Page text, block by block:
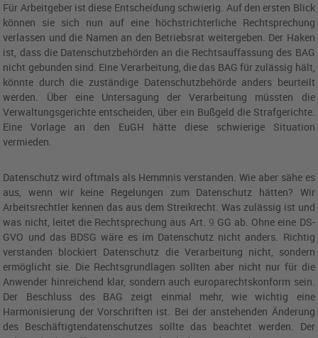
Für Arbeitgeber ist diese Entscheidung schwierig. Auf den ersten Blick
können sie sich nun auf eine höchstrichterliche Rechtsprechung
verlassen und die Namen an den Betriebsrat weitergeben. Der Haken
ist, dass die Datenschutzbehörden an die Rechtsauffassung des BAG
nicht gebunden sind. Eine Verarbeitung, die das BAG für zulässig hält,
könnte durch die zuständige Datenschutzbehörde anders beurteilt
werden. Über eine Untersagung der Verarbeitung müssten die
Verwaltungsgerichte entscheiden, über ein Bußgeld die Strafgerichte.
Eine Vorlage an den EuGH hätte diese schwierige Situation
vermieden.
Datenschutz wird oftmals als Hemmnis verstanden. Wie aber sähe es
aus, wenn wir keine Regelungen zum Datenschutz hätten? Wir
Arbeitsrechtler kennen das aus dem Streikrecht. Was zulässig ist und
was nicht, leitet die Rechtsprechung aus Art. 9 GG ab. Ohne eine DS-
GVO und das BDSG wäre es im Datenschutz nicht anders. Richtig
verstanden blockiert Datenschutz die Verarbeitung nicht, sondern
ermöglicht sie. Die Rechtsgrundlagen sollten aber nicht nur für die
Anwender hinreichend klar, sondern auch europarechtskonform sein.
Der Beschluss des BAG zeigt einmal mehr, wie wichtig eine
Harmonisierung der Vorschriften ist. Bei der anstehenden Änderung
des Beschäftigtendatenschutzes sollte das beachtet werden. Der